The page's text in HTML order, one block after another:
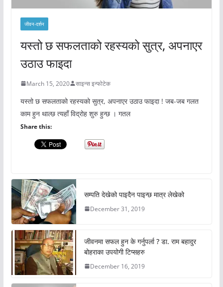
जीवन-दर्शन
यस्तो छ सफलताको रहस्यको सुत्र, अपनाएर
उठाउ फाइदा
March 15, 2020 साइन्स इन्फोटेक
यस्तो छ सफलताको रहस्यको सुत्र, अपनाएर उठाउ फाइदा ! जब-जब गलत
काम हुन थाल्छ त्यहाँ विद्रोह शुरु हुन्छ । गतल
Share this:
सम्पति देखेको पाइदैन पाइन्छ मात्र लेखेको
December 31, 2019
जीवनमा सफल हुन के गर्नुपर्ला ? डा. राम बहादुर
बोहराका उपयोगी टिप्सहरु
December 16, 2019